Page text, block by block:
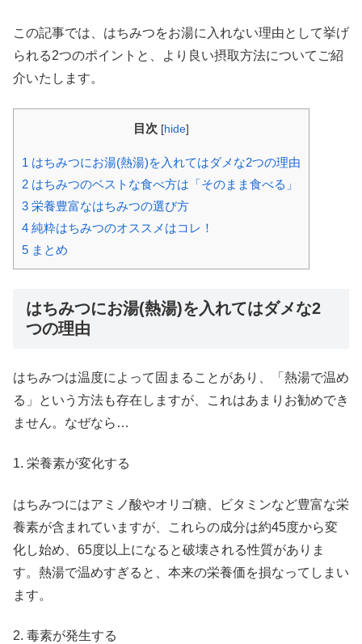
この記事では、はちみつをお湯に入れない理由として挙げ
られる2つのポイントと、より良い摂取方法についてご紹
介いたします。
目次 [hide]
1 はちみつにお湯(熱湯)を入れてはダメな2つの理由
2 はちみつのベストな食べ方は「そのまま食べる」
3 栄養豊富なはちみつの選び方
4 純粋はちみつのオススメはコレ！
5 まとめ
はちみつにお湯(熱湯)を入れてはダメな2
つの理由
はちみつは温度によって固まることがあり、「熱湯で温め
る」という方法も存在しますが、これはあまりお勧めでき
ません。なぜなら…
1. 栄養素が変化する
はちみつにはアミノ酸やオリゴ糖、ビタミンなど豊富な栄
養素が含まれていますが、これらの成分は約45度から変
化し始め、65度以上になると破壊される性質がありま
す。熱湯で温めすぎると、本来の栄養価を損なってしまい
ます。
2. 毒素が発生する